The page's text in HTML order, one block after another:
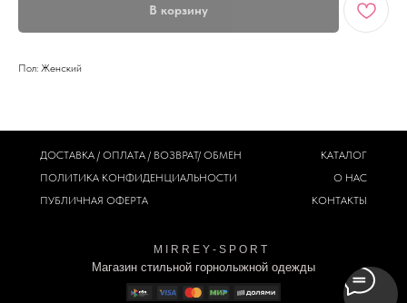
В корзину
Пол: Женский
M I R R E Y - S P O R T
Магазин стильной горнолыжной одежды
ДОСТАВКА / ОПЛАТА / ВОЗВРАТ/ ОБМЕН
ПОЛИТИКА КОНФИДЕНЦИАЛЬНОСТИ
ПУБЛИЧНАЯ ОФЕРТА
КАТАЛОГ
О НАС
КОНТАКТЫ